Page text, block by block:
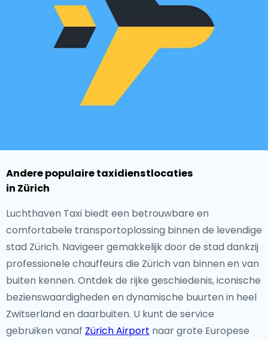
Andere populaire taxidienstlocaties
in Zürich
Luchthaven Taxi biedt een betrouwbare en
comfortabele transportoplossing binnen de levendige
stad Zürich. Navigeer gemakkelijk door de stad dankzij
professionele chauffeurs die Zürich van binnen en van
buiten kennen. Ontdek de rijke geschiedenis, iconische
bezienswaardigheden en dynamische buurten in heel
Zwitserland en daarbuiten. U kunt de service
gebruiken vanaf Zürich Airport naar grote Europese